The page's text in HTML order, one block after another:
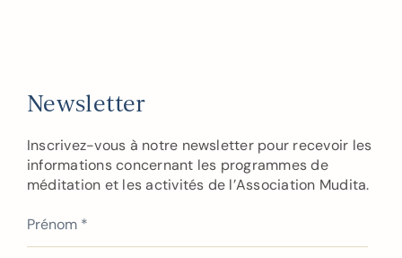
Newsletter
Inscrivez-vous à notre newsletter pour recevoir les
informations concernant les programmes de
méditation et les activités de l’Association Mudita.